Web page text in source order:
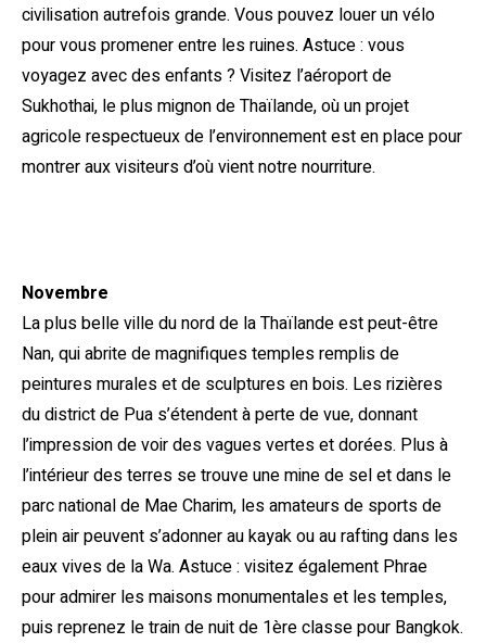
civilisation autrefois grande. Vous pouvez louer un vélo
pour vous promener entre les ruines. Astuce : vous
voyagez avec des enfants ? Visitez l’aéroport de
Sukhothai, le plus mignon de Thaïlande, où un projet
agricole respectueux de l’environnement est en place pour
montrer aux visiteurs d’où vient notre nourriture.
Novembre
La plus belle ville du nord de la Thaïlande est peut-être
Nan, qui abrite de magnifiques temples remplis de
peintures murales et de sculptures en bois. Les rizières
du district de Pua s’étendent à perte de vue, donnant
l’impression de voir des vagues vertes et dorées. Plus à
l’intérieur des terres se trouve une mine de sel et dans le
parc national de Mae Charim, les amateurs de sports de
plein air peuvent s’adonner au kayak ou au rafting dans les
eaux vives de la Wa. Astuce : visitez également Phrae
pour admirer les maisons monumentales et les temples,
puis reprenez le train de nuit de 1ère classe pour Bangkok.